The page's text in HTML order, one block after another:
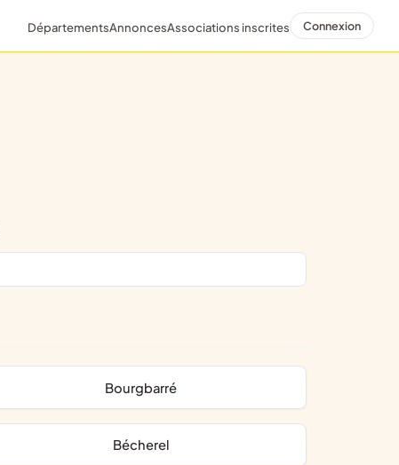
DépartementsAnnoncesAssociations inscrites Connexion
Bourgbarré
Bécherel